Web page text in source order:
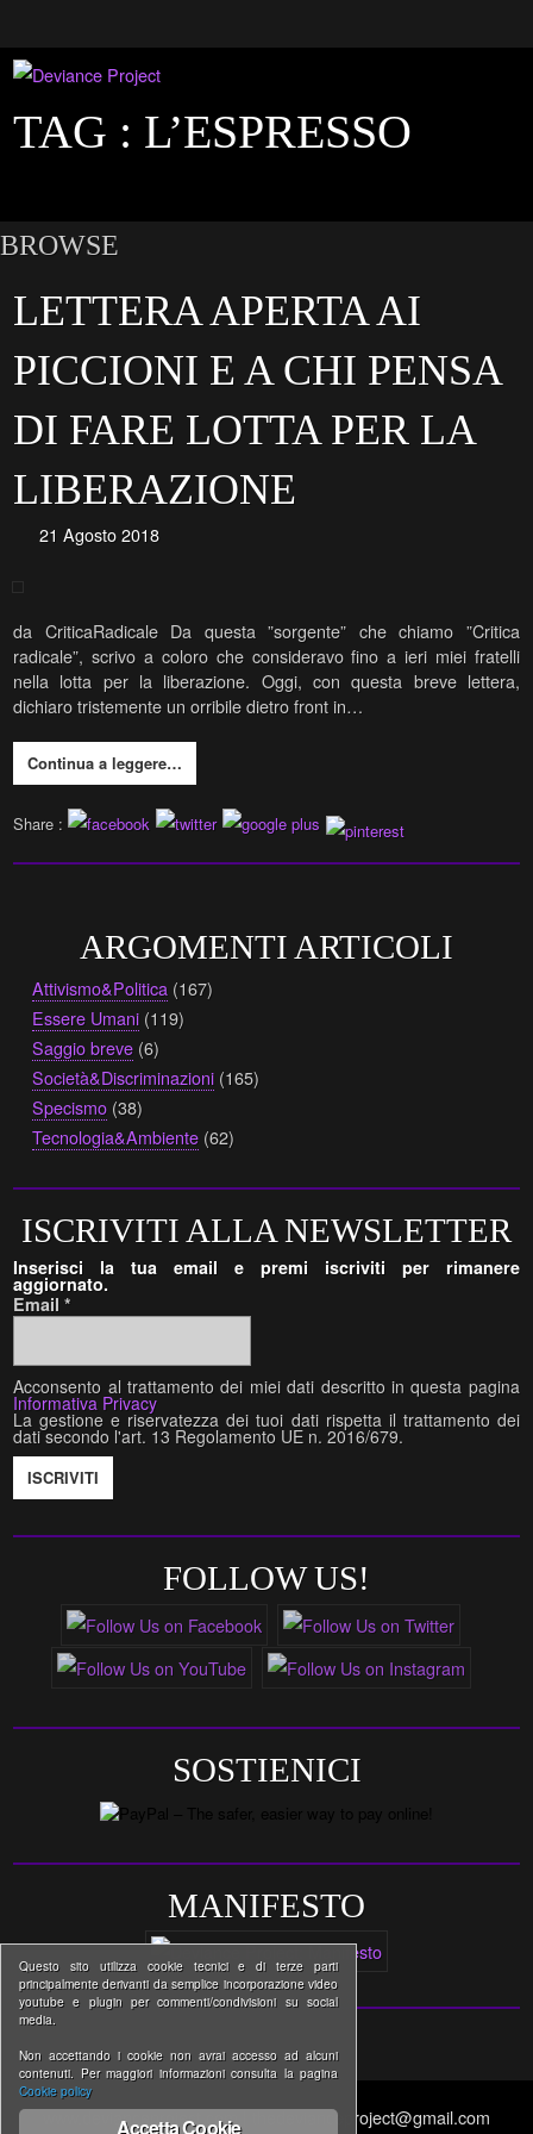
TAG : L’ESPRESSO
BROWSE
LETTERA APERTA AI
PICCIONI E A CHI PENSA
DI FARE LOTTA PER LA
LIBERAZIONE
21 Agosto 2018
da CriticaRadicale Da questa ”sorgente” che chiamo ”Critica
radicale”, scrivo a coloro che consideravo fino a ieri miei fratelli
nella lotta per la liberazione. Oggi, con questa breve lettera,
dichiaro tristemente un orribile dietro front in…
Continua a leggere…
Share :
ARGOMENTI ARTICOLI
Attivismo&Politica (167)
Essere Umani (119)
Saggio breve (6)
Società&Discriminazioni (165)
Specismo (38)
Tecnologia&Ambiente (62)
ISCRIVITI ALLA NEWSLETTER
Inserisci la tua email e premi iscriviti per rimanere
aggiornato.
Email*
Acconsento al trattamento dei miei dati descritto in questa pagina
Informativa Privacy
La gestione e riservatezza dei tuoi dati rispetta il trattamento dei
dati secondo l'art. 13 Regolamento UE n. 2016/679.
FOLLOW US!
SOSTIENICI
MANIFESTO
www.devianceproject.com | thedevianceproject@gmail.com
Questo sito utilizza cookie tecnici e di terze parti
principalmente derivanti da semplice incorporazione video
youtube e plugin per commenti/condivisioni su social
media.
Non accettando i cookie non avrai accesso ad alcuni
contenuti. Per maggiori informazioni consulta la pagina
Cookie policy
Accetta Cookie